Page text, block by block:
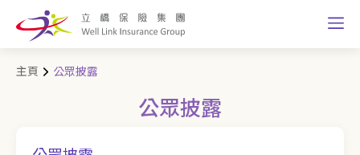
主頁 公眾披露
公眾披露